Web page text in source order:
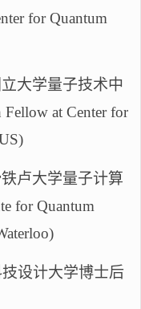
for Quantum
大学量子技术中
at Center for
卢大学量子计算
for Quantum
设计大学博士后